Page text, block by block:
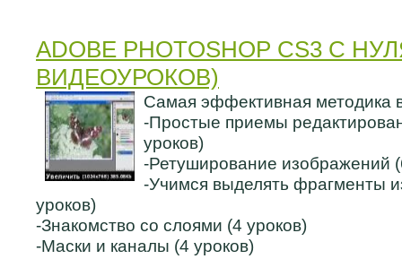
ADOBE PHOTOSHOP CS3 С
ВИДЕОУРОКОВ)
Самая эффективная методика
-Простые приемы
уроков)
-Ретуширование изображений
-Учимся выделять фрагменты
уроков)
-Знакомство со слоями (4 уроков)
-Маски и каналы (4 уроков)